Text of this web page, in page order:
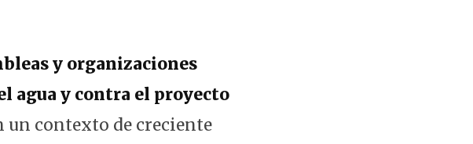
y organizaciones
agua y contra el proyecto
un contexto de creciente